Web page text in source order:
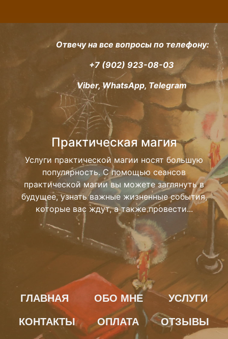
Отвечу на все вопросы по телефону:
+7 (902) 923-08-03
Viber, WhatsApp, Telegram
Практическая магия
Услуги практической магии носят большую
популярность. С помощью сеансов
практической магии вы можете заглянуть в
будущее, узнать важные жизненные события,
которые вас ждут, а также провести...
ГЛАВНАЯ ОБО МНЕ УСЛУГИ
КОНТАКТЫ ОПЛАТА ОТЗЫВЫ